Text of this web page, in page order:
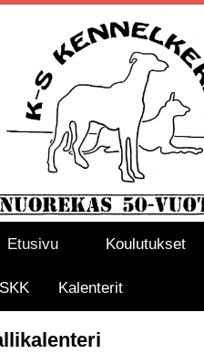
Etusivu Koulutukset
Kalenterit